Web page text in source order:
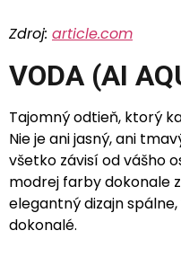
Zdroj: article.com
VODA (AI
Tajomný odtieň, ktorý
Nie je ani jasný, ani
všetko závisí od vášho
modrej farby dokonale
elegantný dizajn
dokonalé.